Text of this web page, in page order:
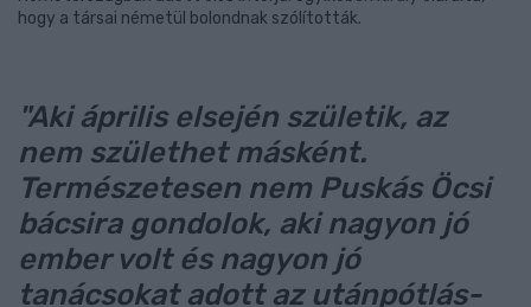
hogy a társai németül bolondnak szólították.
"Aki április elsején születik, az
nem születhet másként.
Természetesen nem Puskás Öcsi
bácsira gondolok, aki nagyon jó
ember volt és nagyon jó
tanácsokat adott az utánpótlás-